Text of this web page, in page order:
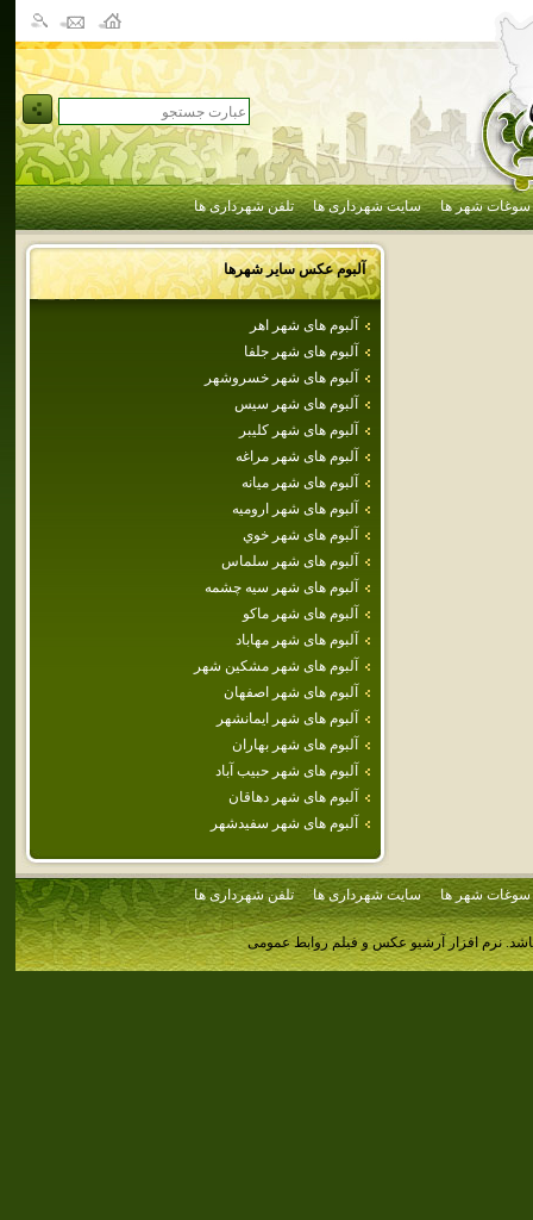
سوغات شهر ها سایت شهرداری ها تلفن شهرداری ها
آلبوم عکس سایر شهرها
آلبوم های شهر اهر
آلبوم های شهر جلفا
آلبوم های شهر خسروشهر
آلبوم های شهر سيس
آلبوم های شهر كليبر
آلبوم های شهر مراغه
آلبوم های شهر ميانه
آلبوم های شهر اروميه
آلبوم های شهر خوي
آلبوم های شهر سلماس
آلبوم های شهر سيه چشمه
آلبوم های شهر ماكو
آلبوم های شهر مهاباد
آلبوم های شهر مشكين شهر
آلبوم های شهر اصفهان
آلبوم های شهر ايمانشهر
آلبوم های شهر بهاران
آلبوم های شهر حبيب آباد
آلبوم های شهر دهاقان
آلبوم های شهر سفيدشهر
سوغات شهر ها سایت شهرداری ها تلفن شهرداری ها
نرم افزار آرشیو عکس و فیلم روابط عمومی